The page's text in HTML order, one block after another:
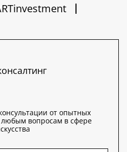
от опытных
любым вопросам в сфере